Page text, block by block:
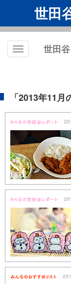
世田
Toggle
世田
「2013年11